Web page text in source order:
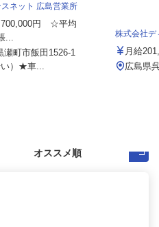
ネット 広島営業所
700,000円 ☆平均
...
瀬町市飯田1526-1
い）★車...
株式会社デ
月給
広島県